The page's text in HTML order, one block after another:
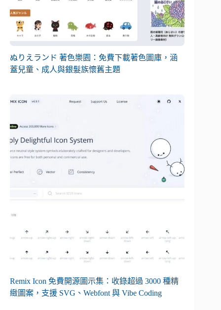
ぬりえランド 著色樂園：免費下載著色圖庫，涵
蓋兒童、成人與銀髮族懷舊主題
Remix Icon 免費開源圖示集：收錄超過 3000 種精
緻圖案，支援 SVG、Webfont 與 Vibe Coding